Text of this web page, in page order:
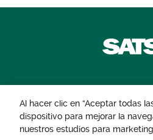
© 2026
Al hacer clic en “Aceptar todas
dispositivo para mejorar la
nuestros estudios para